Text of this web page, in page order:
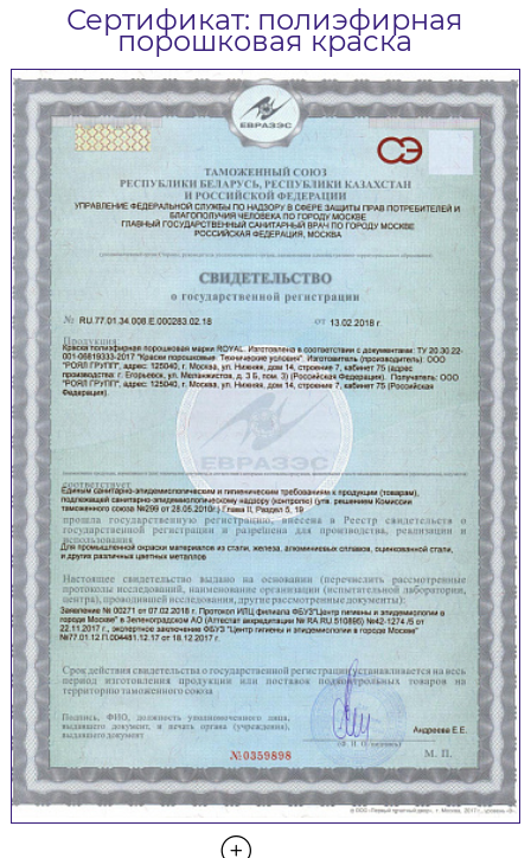
Сертификат: полиэфирная
порошковая краска